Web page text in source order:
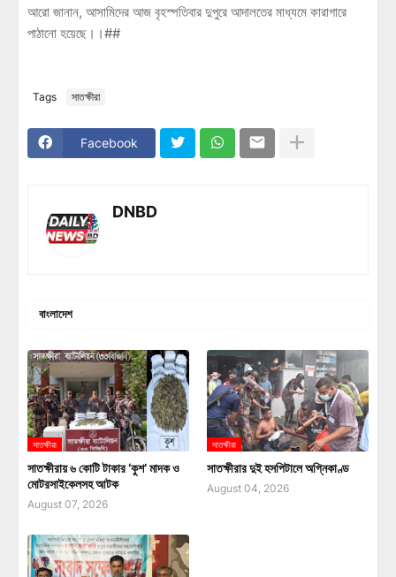
আরো জানান, আসামিদের আজ বৃহস্পতিবার দুপুরে আদালতের মাধ্যমে কারাগারে
পাঠানো হয়েছে।।##
Tags সাতক্ষীরা
Facebook
DNBD
বাংলাদেশ
সাতক্ষীরা
সাতক্ষীরায় ৬ কোটি টাকার ‘কুশ’ মাদক ও
মোটরসাইকেলসহ আটক
August 07, 2026
সাতক্ষীরা
সাতক্ষীরার দুই হসপিটালে অগ্নিকাণ্ড
August 04, 2026